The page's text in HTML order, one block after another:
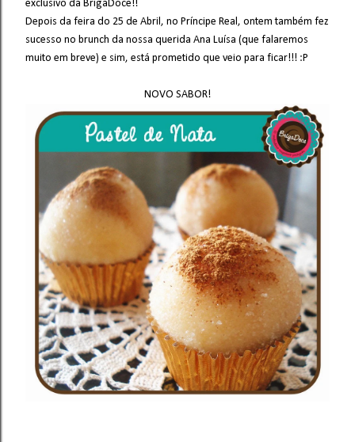
exclusivo da BrigaDoce!!
Depois da feira do 25 de Abril, no Príncipe Real, ontem também fez
sucesso no brunch da nossa querida Ana Luísa (que falaremos
muito em breve) e sim, está prometido que veio para ficar!!! :P
NOVO SABOR!